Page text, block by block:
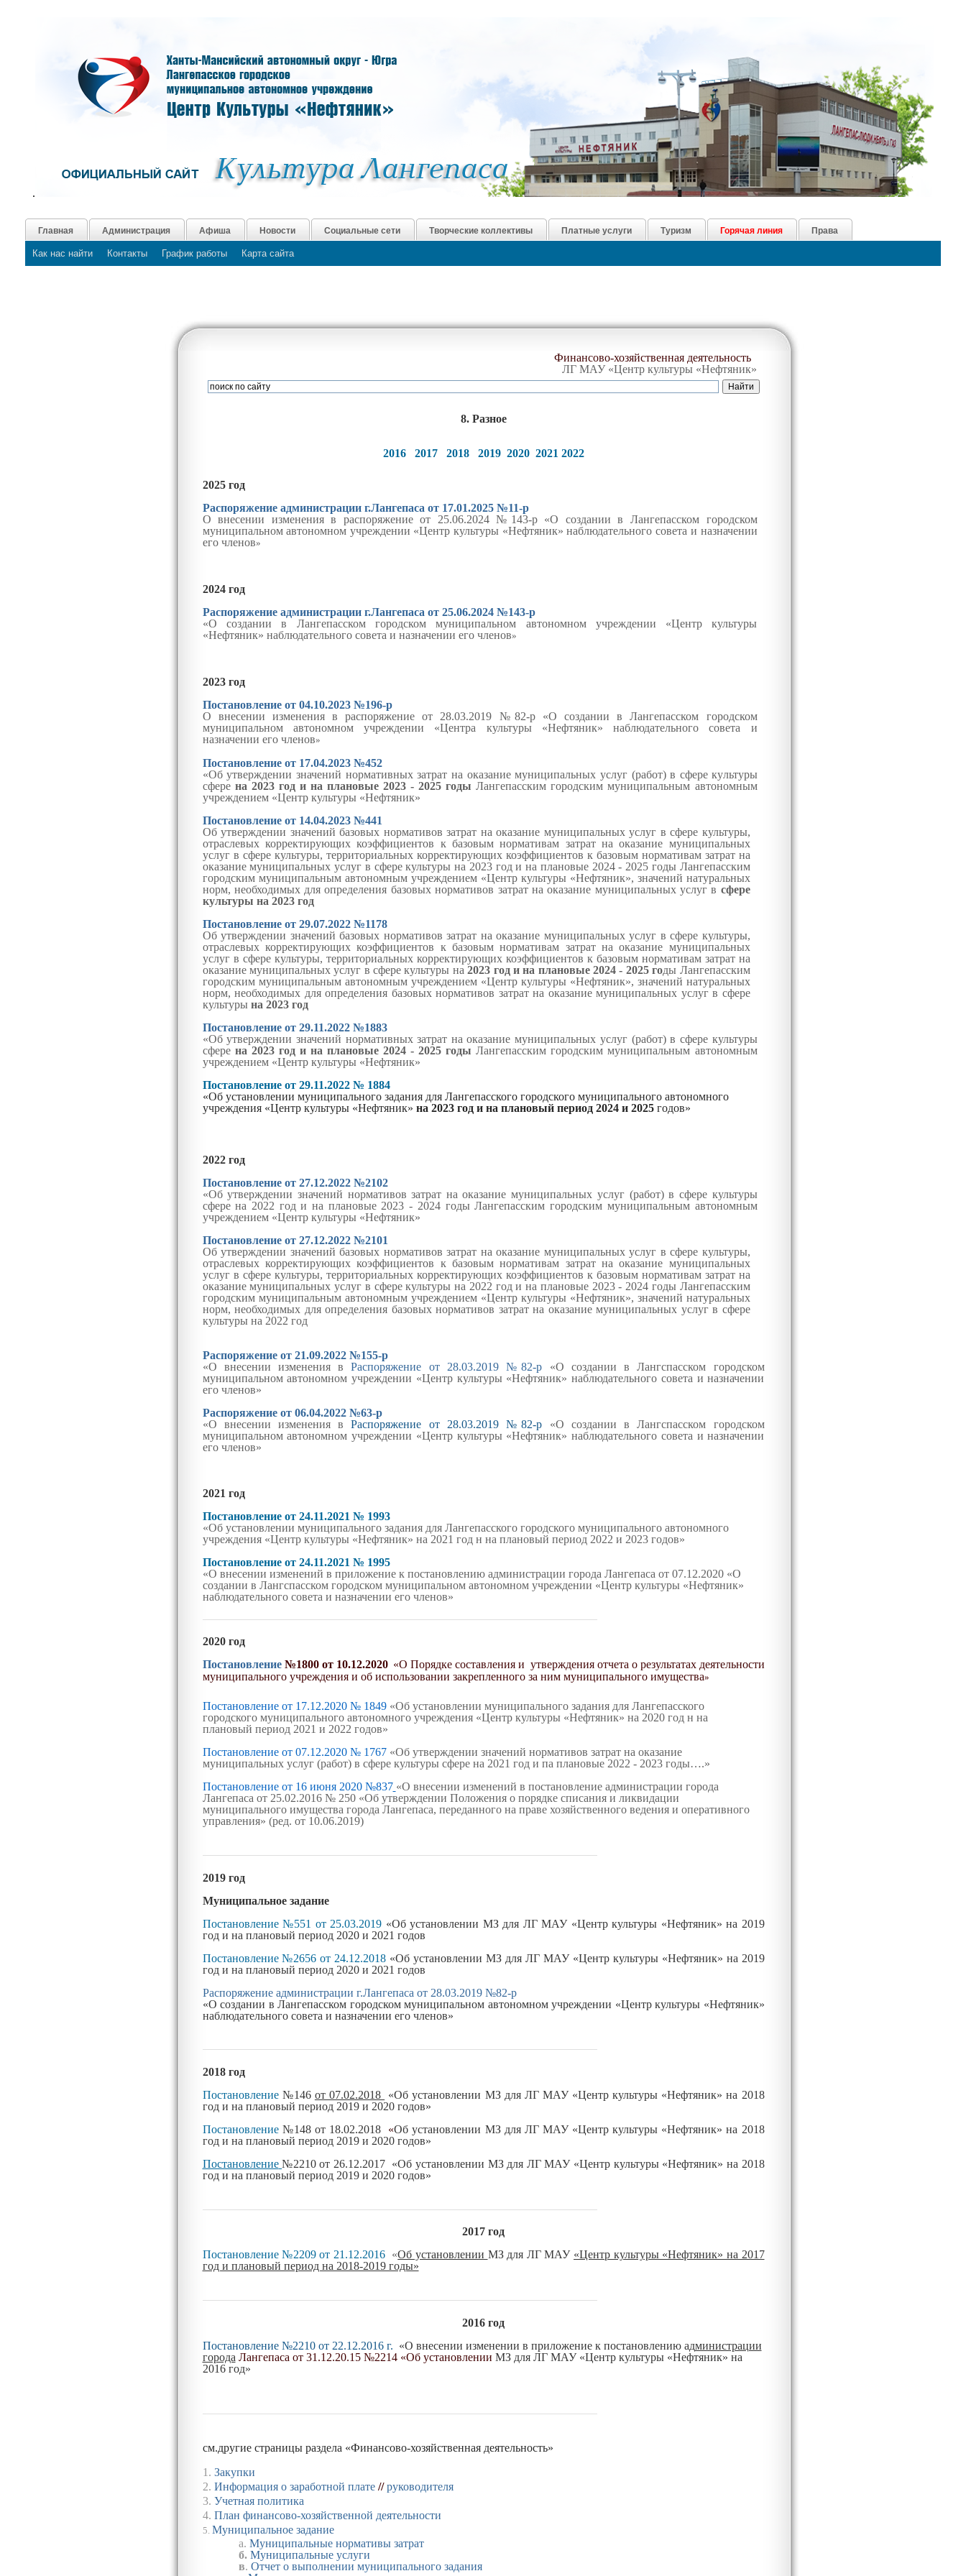
.
Главная
Как нас найти Контакты График работы Карта сайта
Администрация Афиша Новости Социальные сети Творческие коллективы Платные услуги Туризм Горячая линия Права
Финансово-хозяйственная деятельность
ЛГ МАУ «Центр культуры «Нефтяник»
8. Разное
2016 2017 2018 2019 2020 2021 2022
2025год
Распоряжение администрации г.Лангепаса от 17.01.2025 №11-р
О внесении изменения в распоряжение от 25.06.2024 №143-р «О создании в Лангепасском городском
муниципальном автономном учреждении «Центр культуры «Нефтяник» наблюдательного совета и назначении
его членов»
2024год
Распоряжение администрации г.Лангепаса от 25.06.2024 №143-р
«О создании в Лангепасском городском муниципальном автономном учреждении «Центр культуры
«Нефтяник» наблюдательного совета и назначении его членов»
2023 год
Постановление от 04.10.2023 №196-р
О внесении изменения в распоряжение от 28.03.2019 №82-р «О создании в Лангепасском городском
муниципальном автономном учреждении «Центра культуры «Нефтяник» наблюдательного совета и
назначении его членов»
Постановление от 17.04.2023 №452
«Об утверждении значений нормативных затрат на оказание муниципальных услуг (работ) в сфере культуры
сфере на 2023 год и на плановые 2023 - 2025 годы Лангепасским городским муниципальным автономным
учреждением «Центр культуры «Нефтяник»
Постановление от 14.04.2023 №441
Об утверждении значений базовых нормативов затрат на оказание муниципальных услуг в сфере культуры,
отраслевых корректирующих коэффициентов к базовым нормативам затрат на оказание муниципальных
услуг в сфере культуры, территориальных корректирующих коэффициентов к базовым нормативам затрат на
оказание муниципальных услуг в сфере культуры на 2023 год и на плановые 2024 - 2025 годы Лангепасским
городским муниципальным автономным учреждением «Центр культуры «Нефтяник», значений натуральных
норм, необходимых для определения базовых нормативов затрат на оказание муниципальных услуг в сфере
культуры на 2023 год
Постановление от 29.07.2022 №1178
Об утверждении значений базовых нормативов затрат на оказание муниципальных услуг в сфере культуры,
отраслевых корректирующих коэффициентов к базовым нормативам затрат на оказание муниципальных
услуг в сфере культуры, территориальных корректирующих коэффициентов к базовым нормативам затрат на
оказание муниципальных услуг в сфере культуры на 2023 год и на плановые 2024 - 2025 годы Лангепасским
городским муниципальным автономным учреждением «Центр культуры «Нефтяник», значений натуральных
норм, необходимых для определения базовых нормативов затрат на оказание муниципальных услуг в сфере
культуры на 2023 год
Постановление от 29.11.2022 №1883
«Об утверждении значений нормативных затрат на оказание муниципальных услуг (работ) в сфере культуры
сфере на 2023 год и на плановые 2024 - 2025 годы Лангепасским городским муниципальным автономным
учреждением «Центр культуры «Нефтяник»
Постановление от 29.11.2022 № 1884
«Об установлении муниципального задания для Лангепасского городского муниципального автономного
учреждения «Центр культуры «Нефтяник» на 2023 год и на плановый период 2024 и 2025 годов»
2022 год
Постановление от 27.12.2022 №2102
«Об утверждении значений нормативов затрат на оказание муниципальных услуг (работ) в сфере культуры
сфере на 2022 год и на плановые 2023 - 2024 годы Лангепасским городским муниципальным автономным
учреждением «Центр культуры «Нефтяник»
Постановление от 27.12.2022 №2101
Об утверждении значений базовых нормативов затрат на оказание муниципальных услуг в сфере культуры,
отраслевых корректирующих коэффициентов к базовым нормативам затрат на оказание муниципальных
услуг в сфере культуры, территориальных корректирующих коэффициентов к базовым нормативам затрат на
оказание муниципальных услуг в сфере культуры на 2022 год и на плановые 2023 - 2024 годы Лангепасским
городским муниципальным автономным учреждением «Центр культуры «Нефтяник», значений натуральных
норм, необходимых для определения базовых нормативов затрат на оказание муниципальных услуг в сфере
культуры на 2022 год
Распоряжение от 21.09.2022 №155-р
«О внесении изменения вРаспоряжение от 28.03.2019 №82-р «О создании в Лангспасском городском
муниципальном автономном учреждении «Центр культуры «Нефтяник» наблюдательного совета и назначении
его членов»
Распоряжение от 06.04.2022 №63-р
«О внесении изменения вРаспоряжение от 28.03.2019 №82-р «О создании в Лангспасском городском
муниципальном автономном учреждении «Центр культуры «Нефтяник» наблюдательного совета и назначении
его членов»
2021 год
Постановление от 24.11.2021 № 1993
«Об установлении муниципального задания для Лангепасского городского муниципального автономного
учреждения «Центр культуры «Нефтяник» на 2021 год н на плановый период 2022 и 2023 годов»
Постановление от 24.11.2021 № 1995
«О внесении изменений в приложение к постановлению администрации города Лангепаса от 07.12.2020 «О
создании в Лангспасском городском муниципальном автономном учреждении «Центр культуры «Нефтяник»
наблюдательного совета и назначении его членов»
2020 год
Постановление №1800 от 10.12.2020 «О Порядке составления и утверждения отчета о результатах деятельности
муниципального учреждения и об использовании закрепленного за ним муниципального имущества»
Постановление от 17.12.2020 № 1849 «Об установлении муниципального задания для Лангепасского
городского муниципального автономного учреждения «Центр культуры «Нефтяник» на 2020 год н на
плановый период 2021 и 2022 годов»
Постановление от 07.12.2020 № 1767 «Об утверждении значений нормативов затрат на оказание
муниципальных услуг (работ) в сфере культуры сфере на 2021 год и па плановые 2022 - 2023 годы….»
Постановление от 16 июня 2020 №837 «О внесении изменений в постановление администрации города
Лангепаса от 25.02.2016 № 250 «Об утверждении Положения о порядке списания и ликвидации
муниципального имущества города Лангепаса, переданного на праве хозяйственного ведения и оперативного
управления» (ред. от 10.06.2019)
2019 год
Муниципальное задание
Постановление №551 от 25.03.2019 «Об установлении МЗ для ЛГ МАУ«Центр культуры «Нефтяник» на 2019
год и на плановый период 2020 и 2021 годов
Постановление №2656 от 24.12.2018 «Об установлении МЗ для ЛГ МАУ «Центр культуры «Нефтяник» на 2019
год и на плановый период 2020 и 2021 годов
Распоряжение администрации г.Лангепаса от 28.03.2019 №82-р
«О создании в Лангепасском городском муниципальном автономном учреждении «Центр культуры «Нефтяник»
наблюдательного совета и назначении его членов»
2018 год
Постановление №146 от 07.02.2018 «Об установлении МЗ для ЛГ МАУ «Центр культуры «Нефтяник» на 2018
год и на плановый период 2019 и 2020 годов»
Постановление №148 от 18.02.2018 «Об установлении МЗ для ЛГ МАУ «Центр культуры «Нефтяник» на 2018
год и на плановый период 2019 и 2020 годов»
Постановление №2210от 26.12.2017 «Об установлении МЗ для ЛГ МАУ «Центр культуры «Нефтяник» на 2018
год и на плановый период 2019 и 2020 годов»
2017 год
Постановление №2209 от 21.12.2016 «Об установлении МЗ для ЛГ МАУ «Центр культуры «Нефтяник» на 2017
год и плановый период на 2018-2019 годы»
2016 год
Постановление №2210 от 22.12.2016 г. «О внесении изменении в приложение к постановлению администрации
города Лангепаса от 31.12.20.15 №2214 «Об установлении МЗ для ЛГ МАУ «Центр культуры «Нефтяник» на
2016 год»
см.другие страницы раздела «Финансово-хозяйственная деятельность»
1. Закупки
2. Информация о заработной плате//руководителя
3. Учетная политика
4. План финансово-хозяйственной деятельности
5. Муниципальное задание
а. Муниципальные нормативы затрат
б. Муниципальные услуги
в. Отчет о выполнении муниципального задания